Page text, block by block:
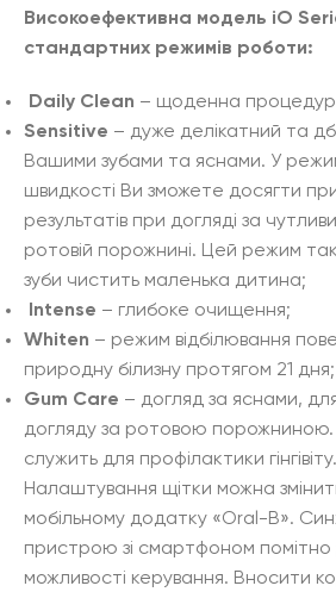
Високоефективна модель iO
стандартних режимів роботи:
Daily Clean – щоденна
Sensitive – дуже делікатний та
Вашими зубами та яснами. У
швидкості Ви зможете досягти
результатів при догляді за
ротовій порожнині. Цей режим
зуби чистить маленька дитина;
Intense – глибоке очищення;
Whiten – режим відбілювання
природну білизну протягом 21 дня;
Gum Care – догляд за яснами,
догляду за ротовою
служить для профілактики гінгівіту.
Налаштування щітки можна
мобільному додатку «Oral-B».
пристрою зі смартфоном
можливості керування. Вносити